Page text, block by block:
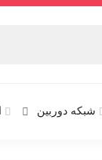
شبکه دوربین